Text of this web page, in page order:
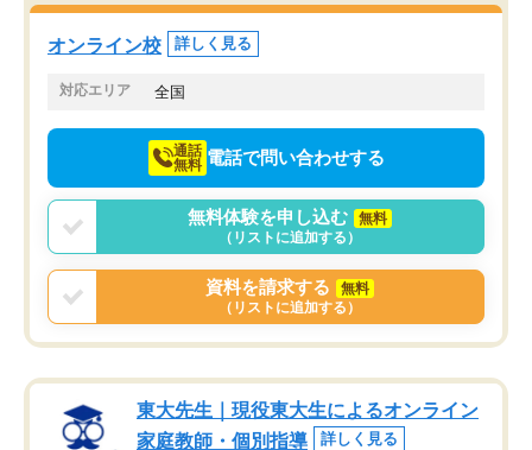
塾を受けています。狙い通り、少しず
つ成績も上がり、苦手意識も無くなっ
てきたので、さらに苦手な数学も追加
でお願いしました。来年の高校受験に
オンライン校 詳しく見る
対応エリア 全国
通話
無料 電話で問い合わせする
無料体験を申し込む
無料
（リストに追加する）
資料を請求する
無料
（リストに追加する）
東大先生｜現役東大生によるオンライン
家庭教師・個別指導
詳しく見る